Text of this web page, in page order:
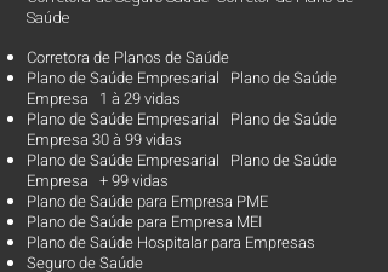
Saúde
Corretora de Planos de Saúde
Plano de Saúde Empresarial Plano de Saúde
Empresa 1 à 29 vidas
Plano de Saúde Empresarial Plano de Saúde
Empresa 30 à 99 vidas ​
Plano de Saúde Empresarial Plano de Saúde
Empresa + 99 vidas
Plano de Saúde para Empresa PME
Plano de Saúde para Empresa MEI
Plano de Saúde Hospitalar para Empresas
Seguro de Saúde